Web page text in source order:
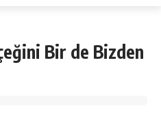
Bir de Bizden